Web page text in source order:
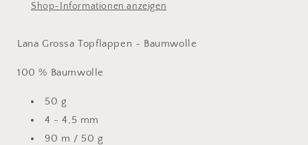
Shop-Informationen anzeigen
Lana Grossa Topflappen - Baumwolle
100 % Baumwolle
50 g
4 - 4,5 mm
90 m / 50 g